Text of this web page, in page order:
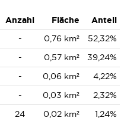
Anzahl Fläche
Anteil
- 0,76 km²
52,32%
- 0,57 km²
39,24%
- 0,06 km²
4,22%
- 0,03 km²
2,32%
24 0,02 km² 1,24%